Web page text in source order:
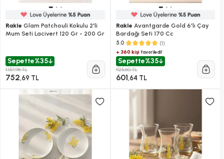
Rakle Glam Patchouli Kokulu 2'li
Mum Seti Lacivert 120 Gr - 200 Gr
Sepette%35
1.157,98 TL
752,69 TL
Rakle Avantgarde Gold 6'lı Çay
Bardağı Seti 170 Cc
5.0 (1)
+ 360 kişifavoriledi!
Sepette%35
925,60 TL
601,64 TL